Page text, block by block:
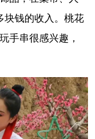
块钱的收入。桃花
手串很感兴趣，